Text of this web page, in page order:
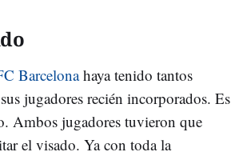
Barcelonahaya tenido tantos
jugadores recién incorporados. Es
Ambos jugadores tuvieron que
el visado. Ya con toda la